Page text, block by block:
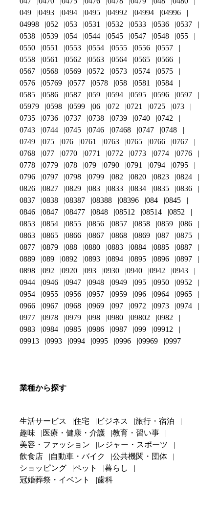
049
0493 0494 0495 04992 04994
04996
04998
052 053 0531 0532 0533 0536
0537
0538
0539 054 0544 0545 0547 0548
055
0550
0551 0553 0554 0555 0556
0557
0558
0561 0562 0563 0564 0565
0566
0567
0568 0569 0572 0573 0574
0575
0576
05769 0577 0578 058 0581
0584
0585
0586 0587 059 0594 0595 0596
0597
05979
0598 0599 06 072 0721 0725
073
0735
0736 0737 0738 0739 0740
0742
0743
0744 0745 0746 07468 0747
0748
0749
075 076 0761 0763 0765 0766
0767
0768
077 0770 0771 0772 0773 0774
0776
0778
0779 078 079 0790 0791 0794
0795
0796
0797 0798 0799 082 0820 0823
0824
0826
0827 0829 083 0833 0834 0835
0836
0837
0838 08387 08388 08396 084
0845
0846
0847 08477 0848 08512 08514
0852
0853
0854 0855 0856 0857 0858 0859
086
0863
0865 0866 0867 0868 0869 087
0875
0877
0879 088 0880 0883 0884 0885
0887
0889
089 0892 0893 0894 0895 0896
0897
0898
092 0920 093 0930 0940 0942
0943
0944
0946 0947 0948 0949 095 0950
0952
0954
0955 0956 0957 0959 096 0964
0965
0966
0967 0968 0969 097 0972 0973
0974
0977
0978 0979 098 0980 09802
0982
0983
0984 0985 0986 0987 099
09912
09913
0993 0994 0995 0996 09969 0997
業種から探す
生活サービス 住宅 ビジネス
旅行・宿泊
趣味
医療・健康・介護
教育・習い事
美容・ファッション
レジャー・スポーツ
飲食店
自動車・バイク
公共機関・団体
ショッピング
ペット
暮らし
冠婚葬祭・イベント
歯科